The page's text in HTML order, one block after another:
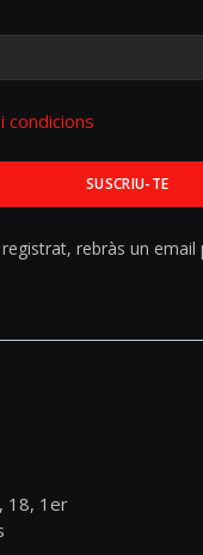
condicions
rebràs un email
18, 1er